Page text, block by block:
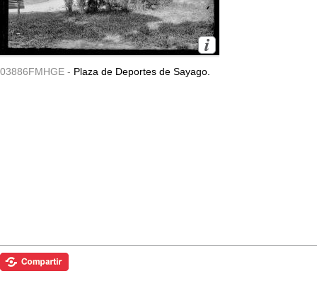
03886FMHGE - Plaza de Deportes de Sayago.